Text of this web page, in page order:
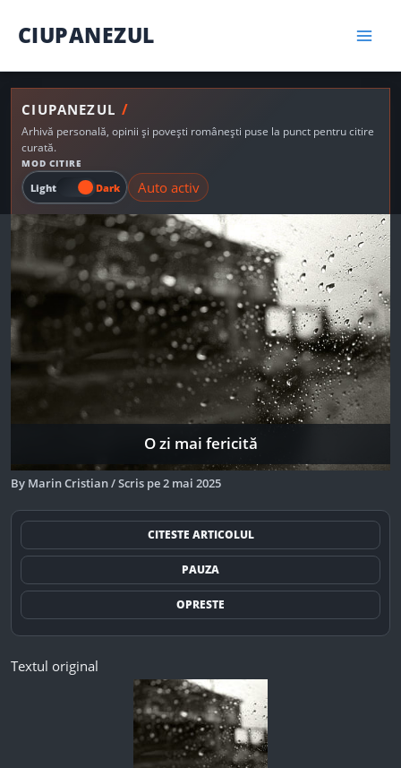
CIUPANEZUL
CIUPANEZUL /
Arhivă personală, opinii și povești românești puse la punct pentru citire
curată.
MOD CITIRE
Light Dark Auto activ
O zi mai fericită
By Marin Cristian/Scris pe2 mai 2025
CITESTE ARTICOLUL
PAUZA
OPRESTE
Textul original